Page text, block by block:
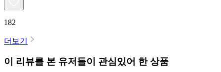
182
더보기
이 리뷰를 본 유저들이 관심있어 한 상품